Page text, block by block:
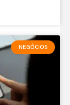
NEGÓCIOS